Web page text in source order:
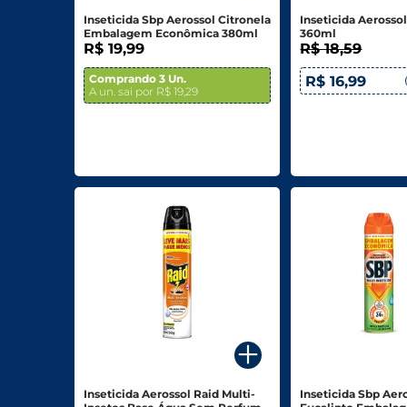
Inseticida Sbp Aerossol Citronela
Embalagem Econômica 380ml
R$ 19,99
Comprando 3 Un.
A un. sai por R$ 19,29
Inseticida
360ml
R$ 18,59
R$ 16,99
Inseticida Aerossol Raid Multi-
Inseticida Sbp